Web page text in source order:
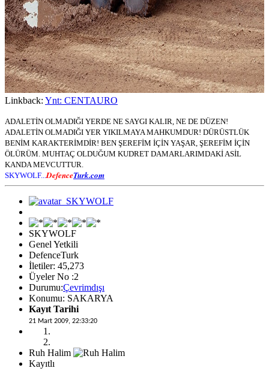
Linkback: Ynt: CENTAURO
ADALETİN OLMADIĞI YERDE NE SAYGI KALIR, NE DE DÜZEN!
ADALETİN OLMADIĞI YER YIKILMAYA MAHKUMDUR! DÜRÜSTLÜK
BENİM KARAKTERİMDİR! BEN ŞEREFİM İÇİN YAŞAR, ŞEREFİM İÇİN
ÖLÜRÜM. MUHTAÇ OLDUĞUM KUDRET DAMARLARIMDAKİ ASİL
KANDA MEVCUTTUR.
SKYWOLF... DefenceTurk.com
SKYWOLF
Genel Yetkili
DefenceTurk
İletiler: 45,273
Üyeler No :2
Durumu:Çevrimdışı
Konumu: SAKARYA
Kayıt Tarihi
21 Mart 2009, 22:33:20
Ruh Halim
Kayıtlı